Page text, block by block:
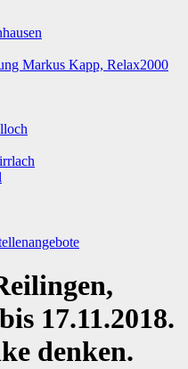
Markus Kapp, Relax2000
17.11.2018.
denken.